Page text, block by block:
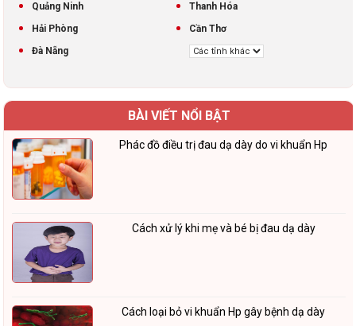
Quảng Ninh
Thanh Hóa
Hải Phòng
Cần Thơ
Đà Nẵng
BÀI VIẾT NỔI BẬT
Phác đồ điều trị đau dạ dày do vi khuẩn Hp
Cách xử lý khi mẹ và bé bị đau dạ dày
Cách loại bỏ vi khuẩn Hp gây bệnh dạ dày